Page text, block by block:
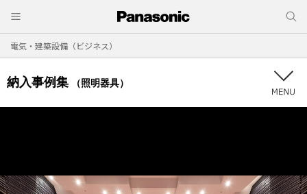
電気・建築設備（ビジネス）
納入事例集 （照明器具）